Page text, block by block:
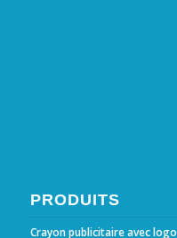
PRODUITS
Crayon publicitaire avec logo